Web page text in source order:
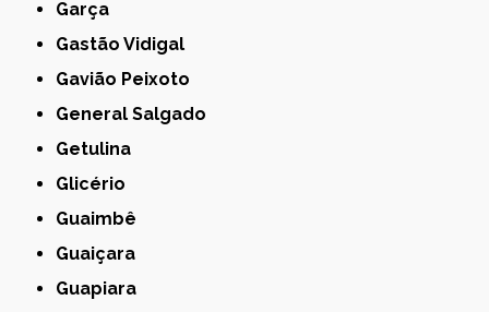
Garça
Gastão Vidigal
Gavião Peixoto
General Salgado
Getulina
Glicério
Guaimbê
Guaiçara
Guapiara